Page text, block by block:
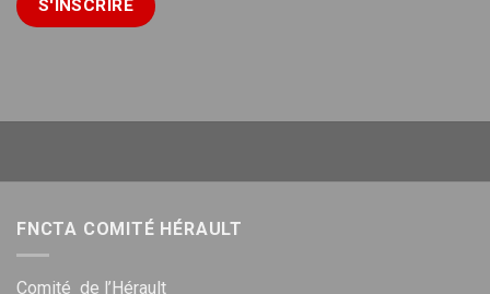
FNCTA COMITÉ HÉRAULT
Comité de l’Hérault